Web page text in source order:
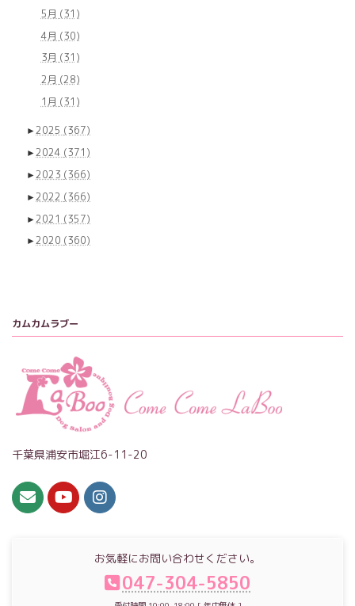
5月 (31)
4月 (30)
3月 (31)
2月 (28)
1月 (31)
►2025 (367)
►2024 (371)
►2023 (366)
►2022 (366)
►2021 (357)
►2020 (360)
カムカムラブー
千葉県浦安市堀江6-11-20
お気軽にお問い合わせください。
047-304-5850